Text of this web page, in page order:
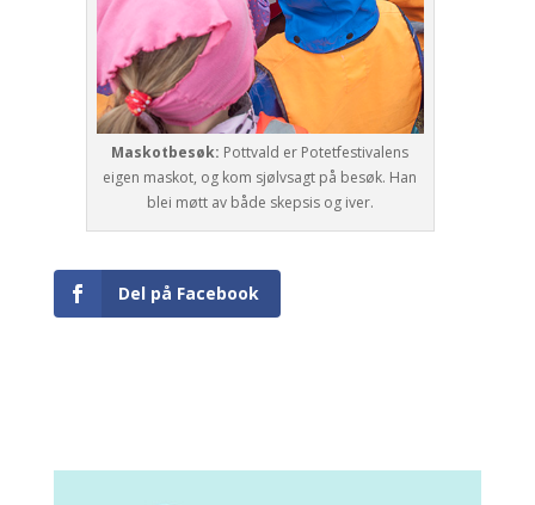
Maskotbesøk: Pottvald er Potetfestivalens
eigen maskot, og kom sjølvsagt på besøk. Han
blei møtt av både skepsis og iver.
Del på Facebook